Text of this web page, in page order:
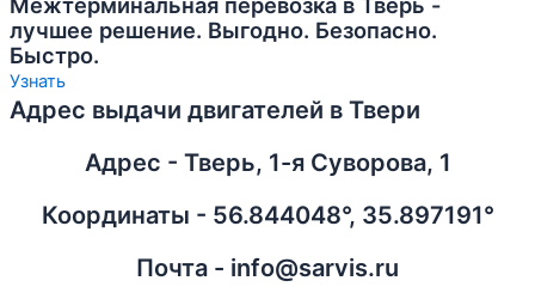
лучшее решение. Выгодно. Безопасно.
Быстро.
Узнать
Адрес выдачи двигателей в Твери
Адрес - Тверь, 1-я Суворова, 1
Координаты - 56.844048°, 35.897191°
Почта - info@sarvis.ru